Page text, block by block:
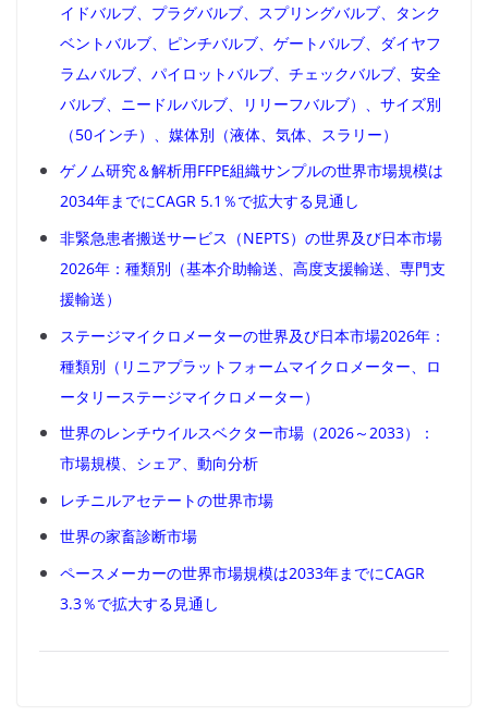
イドバルブ、プラグバルブ、スプリングバルブ、タンク
ベントバルブ、ピンチバルブ、ゲートバルブ、ダイヤフ
ラムバルブ、パイロットバルブ、チェックバルブ、安全
バルブ、ニードルバルブ、リリーフバルブ）、サイズ別
（50インチ）、媒体別（液体、気体、スラリー）
ゲノム研究＆解析用FFPE組織サンプルの世界市場規模は
2034年までにCAGR 5.1％で拡大する見通し
非緊急患者搬送サービス（NEPTS）の世界及び日本市場
2026年：種類別（基本介助輸送、高度支援輸送、専門支
援輸送）
ステージマイクロメーターの世界及び日本市場2026年：
種類別（リニアプラットフォームマイクロメーター、ロ
ータリーステージマイクロメーター）
世界のレンチウイルスベクター市場（2026～2033）：
市場規模、シェア、動向分析
レチニルアセテートの世界市場
世界の家畜診断市場
ペースメーカーの世界市場規模は2033年までにCAGR
3.3％で拡大する見通し